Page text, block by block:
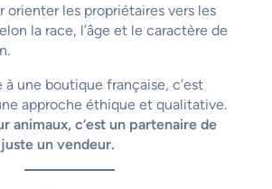
orienter les propriétaires vers les
la race, l’âge et le caractère de
une boutique française, c’est
approche éthique et qualitative.
animaux, c’est un partenaire de
un vendeur.